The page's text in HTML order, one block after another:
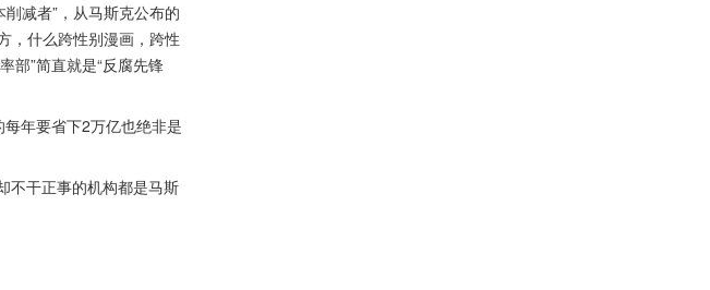
减者”，从马斯克公布的
，什么跨性别漫画，跨性
部”简直就是“反腐先锋
年要省下2万亿也绝非是
不干正事的机构都是马斯